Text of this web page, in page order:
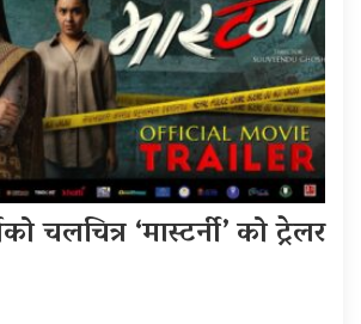
चलचित्र ‘मास्टर्नी’ को ट्रेलर